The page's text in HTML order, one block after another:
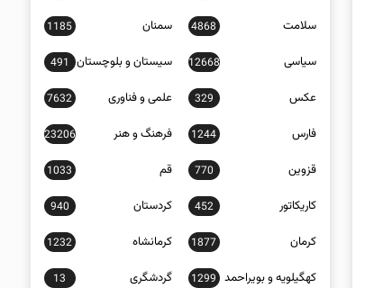
سلامت 4868 سمنان 1185
سیاسی 12668 سیستان و بلوچستان 491
عکس 329 علمی و فناوری 7632
فارس 1244 فرهنگ و هنر 23206
قزوین 770 قم 1033
کاریکاتور 452 کردستان 940
کرمان 1877 کرمانشاه 1232
کهگیلویه و بویراحمد 1299 گردشگری 13